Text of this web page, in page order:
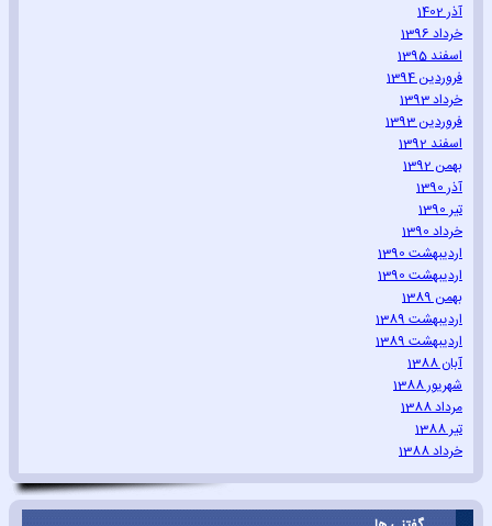
آذر 1402
خرداد 1396
اسفند 1395
فروردین 1394
خرداد 1393
فروردین 1393
اسفند 1392
بهمن 1392
آذر 1390
تیر 1390
خرداد 1390
اردیبهشت 1390
اردیبهشت 1390
بهمن 1389
اردیبهشت 1389
اردیبهشت 1389
آبان 1388
شهریور 1388
مرداد 1388
تیر 1388
خرداد 1388